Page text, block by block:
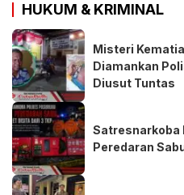
HUKUM & KRIMINAL
Misteri
Diamankan
Diusut Tuntas
Satresnarkoba
Peredaran